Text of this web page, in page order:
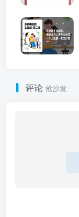
评论 抢沙发